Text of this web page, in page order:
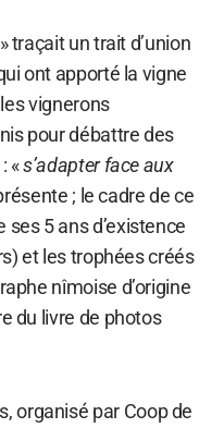
traçait un trait d’union
ont apporté la vigne
vignerons
pour débattre des
«s’adapter face aux
; le cadre de ce
5 ans d’existence
et les trophées créés
nîmoise d’origine
du livre de photos
organisé par Coop de